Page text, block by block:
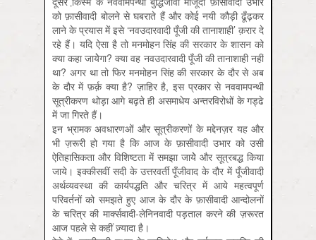
को फ़ासीवादी बोलने से घबराते हैं और कोई नयी कौड़ी ढूँढ़कर
लाने के प्रयास में इसे ‘नवउदारवादी पूँजी की तानाशाही’ क़रार दे
रहे हैं। यदि ऐसा है तो मनमोहन सिंह की सरकार के शासन को
क्या कहा जायेेगा? क्या वह नवउदारवादी पूँजी की तानाशाही नहीं
था? अगर था तो फिर मनमोहन सिंह की सरकार के दौर से अब
के दौर में फ़र्क़ क्या है? ज़ाहिर है, इस प्रकार से नववामपन्थी
सूत्रीकरण थोड़ा आगे बढ़ते ही असमाधेय अन्तरविरोधों के गड्ढे
में जा गिरते हैं।
इन भ्रामक अवधारणओं और सूत्रीकरणों के मद्देनज़र यह और
भी ज़रूरी हो गया है कि आज के फ़ासीवादी उभार को उसी
ऐतिहासिकता और विशिष्टता में समझा जायेे और सूत्रबद्ध किया
जाये। इक्कीसवीं सदी के उत्तरवर्ती पूँजीवाद के दौर में पूँजीवादी
अर्थव्यवस्था की कार्यपद्धति और चरित्र में आये महत्वपूर्ण
परिवर्तनों को समझते हुए आज के दौर के फ़ासीवादी आन्दोलनों
के चरित्र की मार्क्सवादी-लेनिनवादी पड़ताल करने की ज़रूरत
आज पहले से कहीं ज़्यादा है।